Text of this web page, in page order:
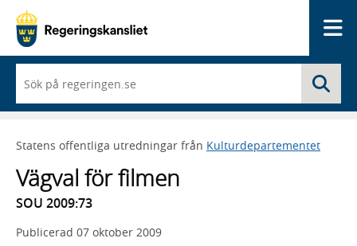
du
börjar
skriva
framträder
lista
med
sökförslag
Statens offentliga utredningar från Kulturdepartementet
Vägval för filmen
SOU 2009:73
Publicerad 07 oktober 2009